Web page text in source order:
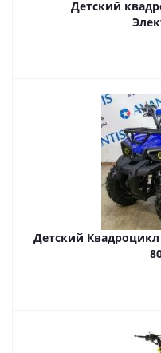
Детский
Детский Квадроцикл